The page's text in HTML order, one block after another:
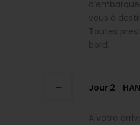
vous à
Toutes
bord.
Jour 2
A votre